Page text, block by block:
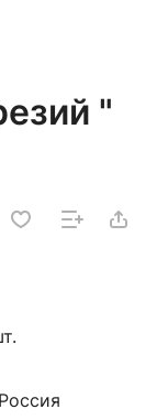
"
Россия